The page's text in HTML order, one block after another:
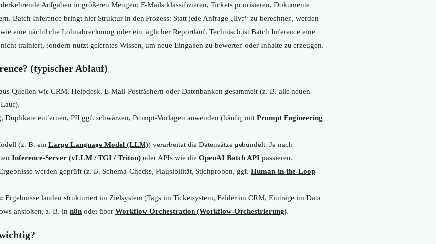
Aufgaben in größeren Mengen: E-Mails klassifizieren, Tickets priorisieren, Dokumente
Batch Inference bringt hier Struktur in den Prozess: Statt jede Anfrage „live“ zu berechnen, werden
eine nächtliche Lohnabrechnung oder ein täglicher Reportlauf. Technisch ist Batch Inference eine
trainiert, sondern nutzt gelerntes Wissen, um neue Eingaben zu bewerten oder Inhalte zu erzeugen.
(typischer Ablauf)
Quellen wie CRM, Helpdesk, E-Mail-Postfächern oder Datenbanken gesammelt (z. B. alle neuen
Lauf).
Duplikate entfernen, PII ggf. schwärzen, Prompt-Vorlagen anwenden (häufig mit Prompt Engineering
(z. B. ein Large Language Model (LLM)) verarbeitet die Datensätze gebündelt. Je nach
Inference-Server (vLLM / TGI / Triton) oder APIs wie die OpenAI Batch API passieren.
werden geprüft (z. B. Schema-Checks, Plausibilität, Stichproben, ggf. Human-in-the-Loop
Ergebnisse landen strukturiert im Zielsystem (Tags im Ticketsystem, Felder im CRM, Einträge im Data
anstoßen, z. B. in n8n oder über Workflow Orchestration (Workflow-Orchestrierung).